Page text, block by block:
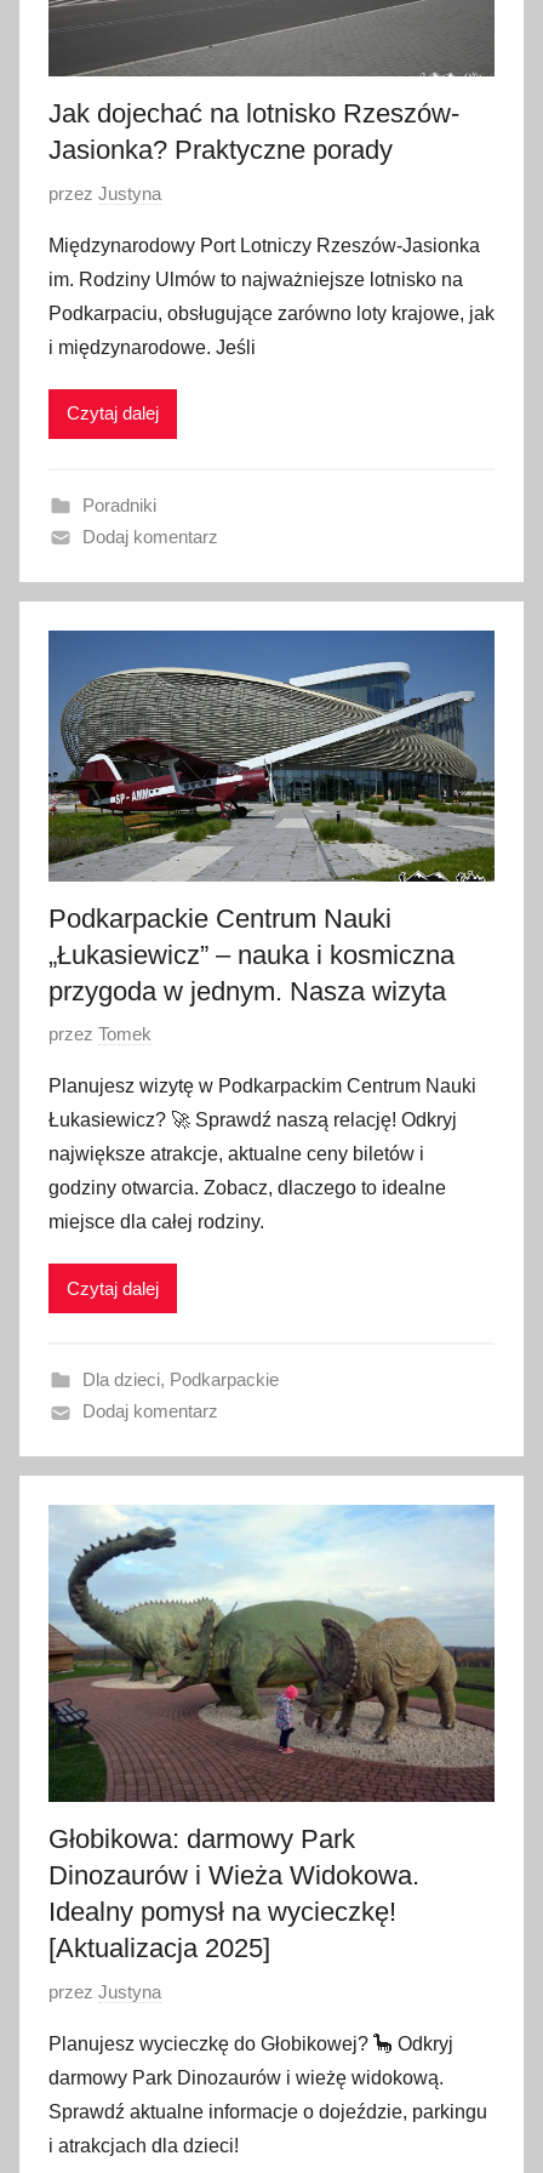
Jak dojechać na lotnisko Rzeszów-
Jasionka? Praktyczne porady
O
u
b
l
i
w
n
o
6
s
p
n
i
a
2
0
5
przez Justyna
Międzynarodowy Port Lotniczy Rzeszów-Jasionka
im. Rodziny Ulmów to najważniejsze lotnisko na
Podkarpaciu, obsługujące zarówno loty krajowe, jak
i międzynarodowe. Jeśli
Czytaj dalej
Poradniki
Dodaj komentarz
Podkarpackie Centrum Nauki
„Łukasiewicz” – nauka i kosmiczna
przygoda w jednym. Nasza wizyta
O
u
b
l
i
k
a
1
s
i
n
i
a
2
przez Tomek
Planujesz wizytę w Podkarpackim Centrum Nauki
Łukasiewicz? 🚀 Sprawdź naszą relację! Odkryj
największe atrakcje, aktualne ceny biletów i
godziny otwarcia. Zobacz, dlaczego to idealne
miejsce dla całej rodziny.
Czytaj dalej
Dla dzieci, Podkarpackie
Dodaj komentarz
Głobikowa: darmowy Park
Dinozaurów i Wieża Widokowa.
Idealny pomysł na wycieczkę!
[Aktualizacja 2025]
O
u
b
l
i
przez Justyna
Planujesz wycieczkę do Głobikowej? 🦕 Odkryj
darmowy Park Dinozaurów i wieżę widokową.
Sprawdź aktualne informacje o dojeździe, parkingu
i atrakcjach dla dzieci!